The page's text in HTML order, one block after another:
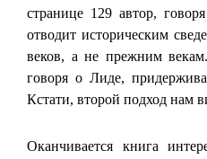
странице 129 автор,
отводит историческим
веков, а не прежним
говоря о Лиде,
Кстати, второй подход нам
Оканчивается книга